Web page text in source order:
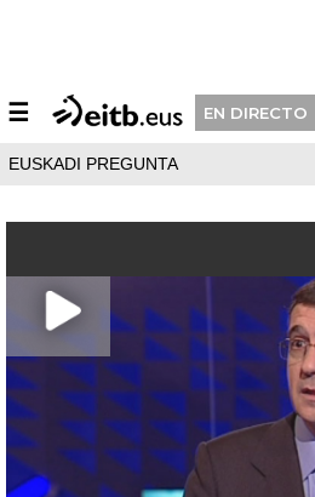
☰ EN DIRECTO
EUSKADI PREGUNTA